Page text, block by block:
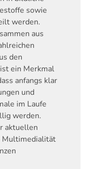
sowie
werden.
aus
den
ein Merkmal
anfangs klar
und
im Laufe
werden.
aktuellen
Multimedialität